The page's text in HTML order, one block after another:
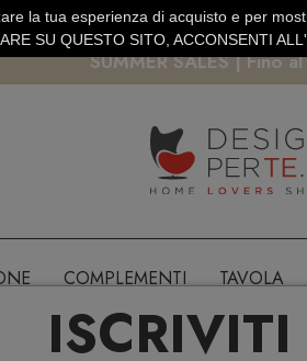
PAGAMENTO SICURO PAYPAL
SUMMER SALES | Fino
COMPLEMENTI TAVOLA
la tua esperienza di acquisto e per
SU QUESTO SITO, ACCONSENTI